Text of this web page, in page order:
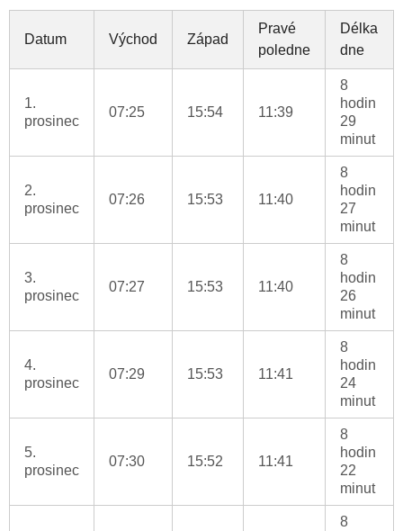
Datum Východ Západ
Pravé
poledne
Délka
dne
1.
prosinec
07:25 15:54 11:39
8
hodin
29
minut
2.
prosinec
07:26 15:53 11:40
8
hodin
27
minut
3.
prosinec
07:27 15:53 11:40
8
hodin
26
minut
4.
prosinec
07:29 15:53 11:41
8
hodin
24
minut
5.
prosinec
07:30 15:52 11:41
8
hodin
22
minut
8